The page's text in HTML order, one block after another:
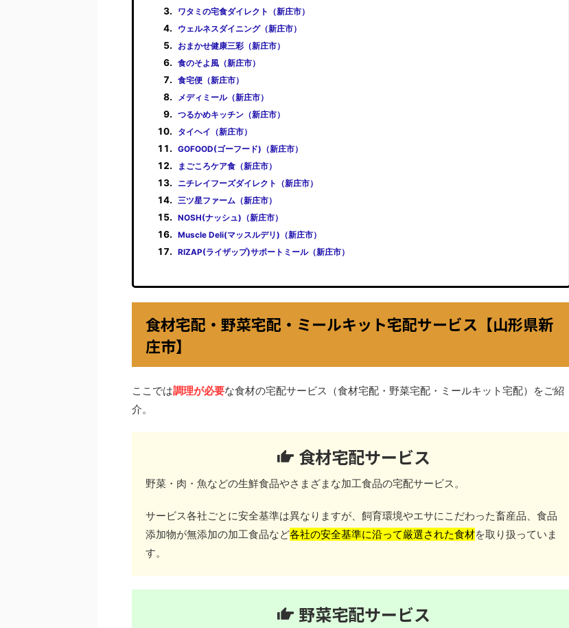
ワタミの宅食ダイレクト（新庄市）
ウェルネスダイニング（新庄市）
おまかせ健康三彩（新庄市）
食のそよ風（新庄市）
食宅便（新庄市）
メディミール（新庄市）
つるかめキッチン（新庄市）
タイヘイ（新庄市）
GOFOOD(ゴーフード)（新庄市）
まごころケア食（新庄市）
ニチレイフーズダイレクト（新庄市）
三ツ星ファーム（新庄市）
NOSH(ナッシュ)（新庄市）
Muscle Deli(マッスルデリ)（新庄市）
RIZAP(ライザップ)サポートミール（新庄市）
食材宅配・野菜宅配・ミールキット宅配サービス【山形県新
庄市】
ここでは調理が必要な食材の宅配サービス（食材宅配・野菜宅配・ミールキット宅配）をご紹
介。
食材宅配サービス
野菜・肉・魚などの生鮮食品やさまざまな加工食品の宅配サービス。
サービス各社ごとに安全基準は異なりますが、飼育環境やエサにこだわった畜産品、食品
添加物が無添加の加工食品など各社の安全基準に沿って厳選された食材を取り扱っていま
す。
野菜宅配サービス